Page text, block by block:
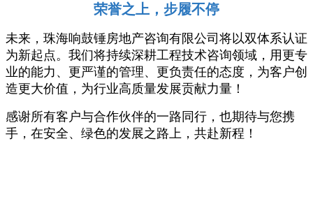
荣誉之上，步履不停
未来，珠海响鼓锤房地产咨询有限公司将以双体系认证
为新起点。我们将持续深耕工程技术咨询领域，用更专
业的能力、更严谨的管理、更负责任的态度，为客户创
造更大价值，为行业高质量发展贡献力量！
感谢所有客户与合作伙伴的一路同行，也期待与您携
手，在安全、绿色的发展之路上，共赴新程！